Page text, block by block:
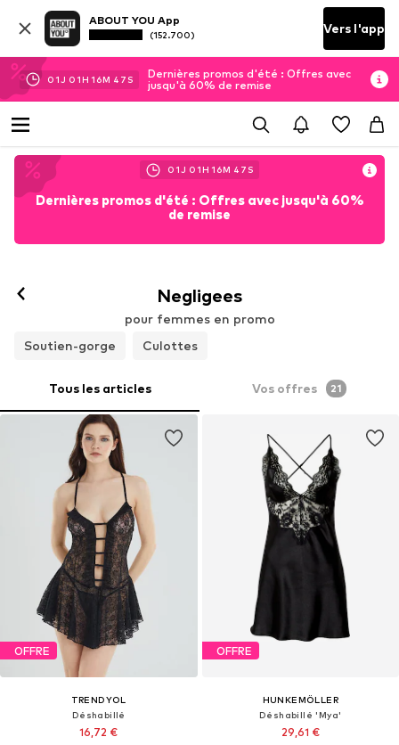
ABOUT YOU App
(152.700) Vers l'app
01J 01H 16M 45 S
Dernières promos d'été : Offres avec
jusqu'à 60% de remise
01J 01H 16M 45 S
Dernières promos d'été : Offres avec jusqu'à 60%
de remise
Negligees
pour femmes en promo
Soutien-gorge
Culottes
Tous les articles Vos offres 21
OFFRE
TRENDYOL
Déshabillé
16,72 €
OFFRE
HUNKEMÖLLER
Déshabillé 'Mya'
29,61 €